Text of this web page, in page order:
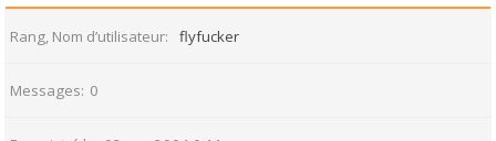
Rang, Nom d’utilisateur flyfucker
Messages 0